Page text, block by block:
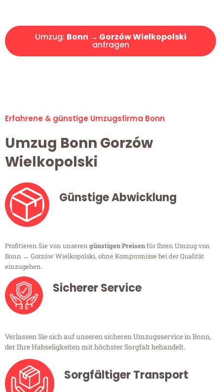
Umzug: Bonn → Gorzów Wielkopolski
anfragen
Erfahrene & günstige Umzugsfirma Bonn
Umzug Bonn Gorzów
Wielkopolski
Günstige Abwicklung
Profitieren Sie von unseren günstigen Preisenfür Ihren Umzug von
Bonn → Gorzów Wielkopolski, ohne Kompromisse bei der Qualität
einzugehen.
Sicherer Service
Verlassen Sie sich auf unseren sicheren Umzugsservice in Bonn,
der Ihre Habseligkeiten mit höchster Sorgfalt behandelt.
Sorgfältiger Transport